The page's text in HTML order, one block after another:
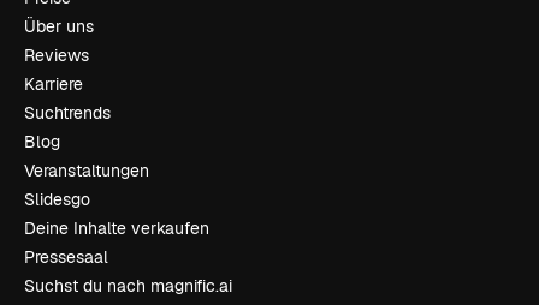
Über uns
Reviews
Karriere
Suchtrends
Blog
Veranstaltungen
Slidesgo
Deine Inhalte verkaufen
Pressesaal
Suchst du nach magnific.ai